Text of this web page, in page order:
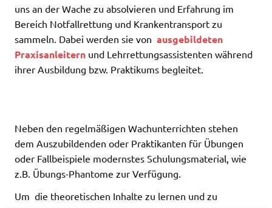
uns an der Wache zu absolvieren und Erfahrung im
Bereich Notfallrettung und Krankentransport zu
sammeln. Dabei werden sie von ausgebildeten
Praxisanleitern und Lehrrettungsassistenten während
ihrer Ausbildung bzw. Praktikums begleitet.
Neben den regelmäßigen Wachunterrichten stehen
dem Auszubildenden oder Praktikanten für Übungen
oder Fallbeispiele modernstes Schulungsmaterial, wie
z.B. Übungs-Phantome zur Verfügung.
Um die theoretischen Inhalte zu lernen und zu